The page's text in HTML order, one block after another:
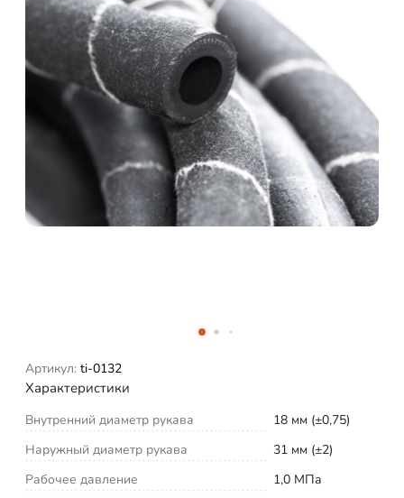
Артикул: ti-0132
Характеристики
Внутренний диаметр рукава
18 мм (±0,75)
Наружный диаметр рукава
31 мм (±2)
Рабочее давление
1,0 МПа